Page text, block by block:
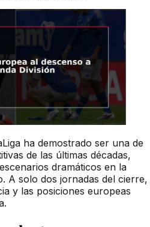
ha demostrado ser una de
de las últimas décadas,
dramáticos en la
A solo dos jornadas del cierre,
y las posiciones europeas